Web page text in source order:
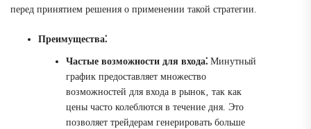
перед принятием решения о применении такой стратегии.
Преимущества⁚
Частые возможности для входа⁚ Минутный
график предоставляет множество
возможностей для входа в рынок‚ так как
цены часто колеблются в течение дня. Это
позволяет трейдерам генерировать больше